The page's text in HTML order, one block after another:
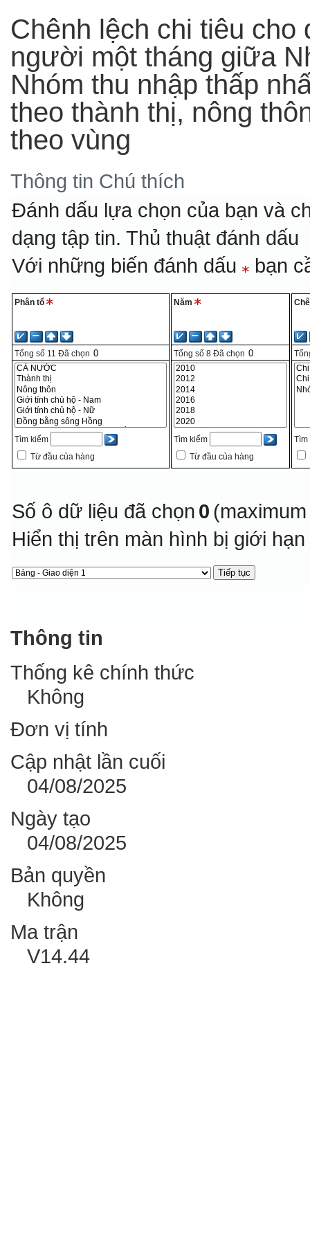
Chênh lệch chi tiêu
người một tháng giữa
Nhóm thu nhập thấp
theo thành thị, nông
theo vùng
Thông tin Chú thích
Đánh dấu lựa chọn của bạn và
dạng tập tin.Thủ thuật đánh dấu
Với những biến đánh dấu bạn
Phân tổ
Tổng số 11 Đã chọn
Tìm kiếm
Từ đầu của hàng
Năm
Tổng số 8 Đã chọn
Tìm kiếm
Từ đầu của hàng
Tìm
Số ô dữ liệu đã chọn 0
Hiển thị trên màn hình bị giới
Thông tin
Thống kê chính thức
Không
Đơn vị tính
Cập nhật lần cuối
04/08/2025
Ngày tạo
04/08/2025
Bản quyền
Không
Ma trận
V14.44